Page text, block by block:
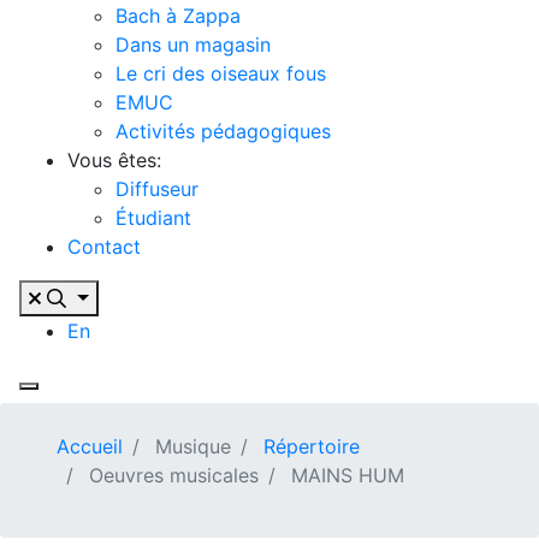
Bach à Zappa
Dans un magasin
Le cri des oiseaux fous
EMUC
Activités pédagogiques
Vous êtes:
Diffuseur
Étudiant
Contact
En
Accueil Musique
Répertoire
Oeuvres musicales
MAINS HUM